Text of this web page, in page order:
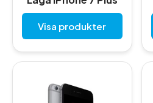
Visa produkter